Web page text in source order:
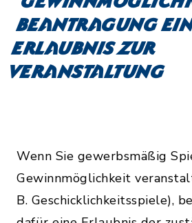
Beantragung
Erlaubnis zur
Veranstaltung
Wenn Sie gewerbsmäßig
Gewinnmöglichkeit
B. Geschicklichkeitsspiele),